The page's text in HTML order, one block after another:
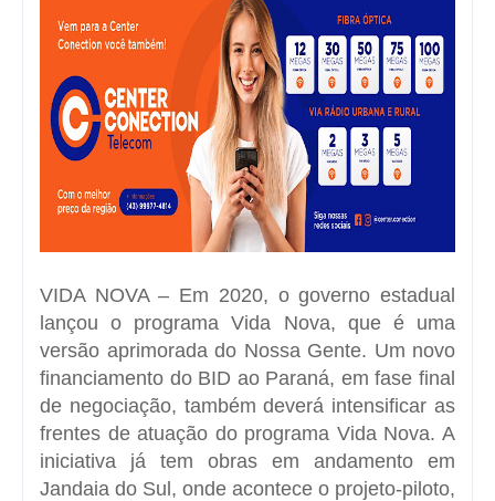
VIDA NOVA – Em 2020, o governo estadual
lançou o programa Vida Nova, que é uma
versão aprimorada do Nossa Gente. Um novo
financiamento do BID ao Paraná, em fase final
de negociação, também deverá intensificar as
frentes de atuação do programa Vida Nova. A
iniciativa já tem obras em andamento em
Jandaia do Sul, onde acontece o projeto-piloto,